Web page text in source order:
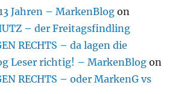
Jahren – MarkenBlog on
– der Freitagsfindling
RECHTS – da lagen die
Leser richtig! – MarkenBlog on
RECHTS – oder MarkenG vs